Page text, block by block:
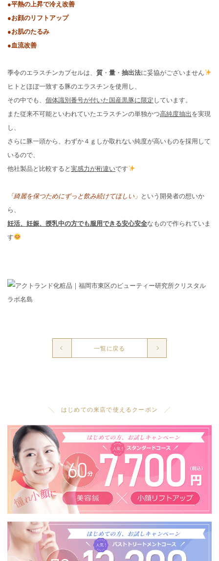
●平熱の上昇で冷え改善
●お顔のリフトアップ
●お肌のたるみ
●血流改善
季令のエラスチンカプセルは、 質 ・ 量 ・ 抽出法に妥協がございません
ヒトとほぼ一致する豚のエラスチンを使用し、
その中でも、 個体識別番号が付いた国産黒豚に限定 しています。
また従来不可能といわれていたエラスチンの単独かつ高純度抽出 を実現
し、
さらに豚一頭から、わずか４ｇしか取れない純度が高いものを採用して
いるので、
他社製品と比較すると 実感力が桁違いです
「綺麗を保つためにずっと飲み続けてほしい」 という開発者の想いか
ら、
妊活、妊娠、授乳中の方でも服用できる安心安全なもので作られていま
す
一覧に戻る
╲ はじめての来店で使えるクーポン ╱